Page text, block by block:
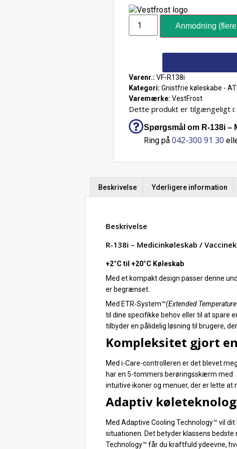
Anmodning
Varenr.: VF-R138i
Kategori: Gnistfrie køleskabe -
Varemærke: VestFrost
Dette produkt er tilgængeligt i:
Spørgsmål om R-138i –
Ring på 042-300 91 30
Beskrivelse Yderligere information
Beskrivelse
R-138i – Medicinkøleskab /
+2°C til +20°C Køleskab
Med et kompakt design passer denne
er begrænset.
Med ETR-System™(Extended
til dine specifikke behov eller til at spare
tilbyder en pålidelig løsning til brugere,
Kompleksitet gjort
Med i-Care-controlleren er det blevet
har en 5-tommers berøringsskærm med
intuitive ikoner og menuer, der er lette at
Adaptiv
Med Adaptive Cooling Technology™ vil
situationen. Det betyder klassens
Technology™ får du kraftfuld ydeevne,